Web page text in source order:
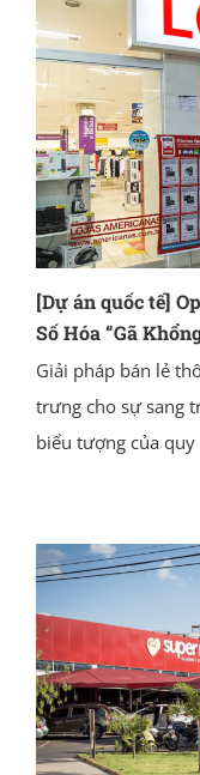
[Dự án quốc tế]
Số Hóa “Gã
Giải pháp bán lẻ
trưng cho sự sang
biểu tượng của